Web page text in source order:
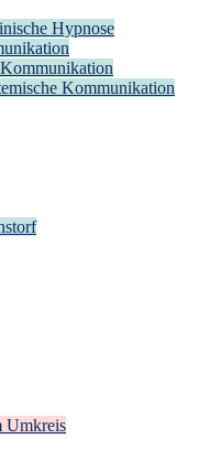
Hypnose
Kommunikation
Umkreis